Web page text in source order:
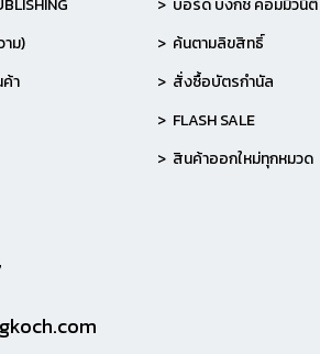
าม)
า
> บอร์ด บงกช คอมมิวนิตี้
> ค้นตามลิขสิทธิ์
> สั่งซื้อบัตรกำนัล
> FLASH SALE
> สินค้าออกใหม่ทุกหมวด